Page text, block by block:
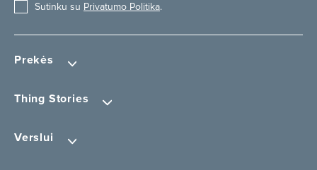
Prekės
Thing Stories
Verslui
Sutinku su Privatumo Politika.